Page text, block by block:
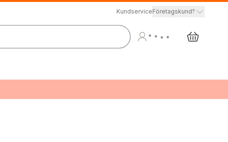
KundserviceFöretagskund?